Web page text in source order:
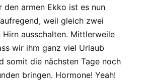
den armen Ekko ist es nun
weil gleich zwei
Hirn ausschalten. Mittlerweile
wir ihm ganz viel Urlaub
somit die nächsten Tage noch
bringen. Hormone! Yeah!